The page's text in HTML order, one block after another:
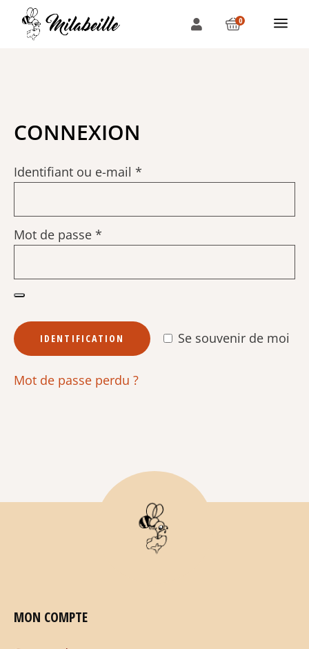
0
CONNEXION
Identifiant ou e-mail *
Mot de passe *
Se souvenir de moi
IDENTIFICATION
Mot de passe perdu ?
MON COMPTE